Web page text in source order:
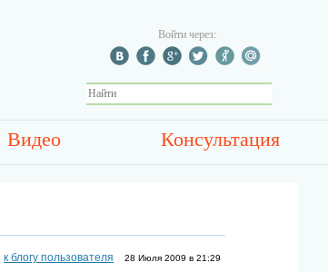
Войти через:
Видео Консультация
к блогу пользователя 28 Июля 2009 в 21:29